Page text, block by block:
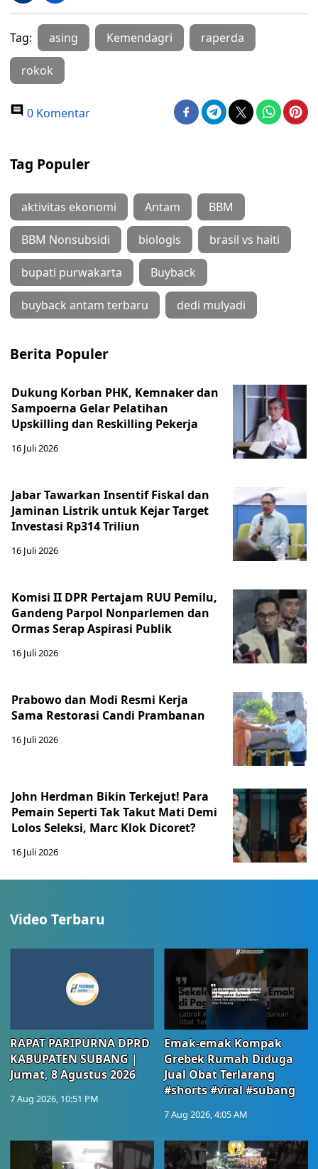
Tag: asing Kemendagri raperda
rokok
0 Komentar
Tag Populer
aktivitas ekonomi Antam BBM
BBM Nonsubsidi biologis brasil vs haiti
bupati purwakarta Buyback
buyback antam terbaru dedi mulyadi
Berita Populer
Dukung Korban PHK, Kemnaker dan
Sampoerna Gelar Pelatihan
Upskilling dan Reskilling Pekerja
16 Juli 2026
Jabar Tawarkan Insentif Fiskal dan
Jaminan Listrik untuk Kejar Target
Investasi Rp314 Triliun
16 Juli 2026
Komisi II DPR Pertajam RUU Pemilu,
Gandeng Parpol Nonparlemen dan
Ormas Serap Aspirasi Publik
16 Juli 2026
Prabowo dan Modi Resmi Kerja
Sama Restorasi Candi Prambanan
16 Juli 2026
John Herdman Bikin Terkejut! Para
Pemain Seperti Tak Takut Mati Demi
Lolos Seleksi, Marc Klok Dicoret?
16 Juli 2026
Video Terbaru
RAPAT PARIPURNA DPRD
KABUPATEN SUBANG |
Jumat, 8 Agustus 2026
7 Aug 2026, 10:51 PM
Emak-emak Kompak
Grebek Rumah Diduga
Jual Obat Terlarang
#shorts #viral #subang
7 Aug 2026, 4:05 AM